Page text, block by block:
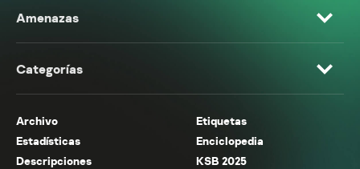
Amenazas
Categorías
Archivo
Etiquetas
Estadísticas
Enciclopedia
Descripciones
KSB 2025